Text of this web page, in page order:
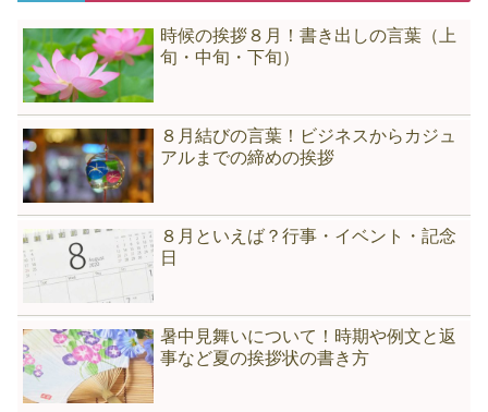
時候の挨拶８月！書き出しの言葉（上
旬・中旬・下旬）
８月結びの言葉！ビジネスからカジュ
アルまでの締めの挨拶
８月といえば？行事・イベント・記念
日
暑中見舞いについて！時期や例文と返
事など夏の挨拶状の書き方